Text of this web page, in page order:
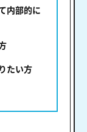
内部的に
たい方